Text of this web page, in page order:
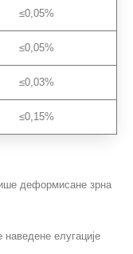
≤0,05%
≤0,05%
≤0,03%
≤0,15%
деформисане зрна
наведене елугације